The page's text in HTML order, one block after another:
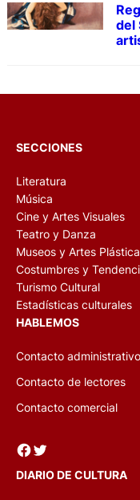
del
SECCIONES
Literatura
Música
Cine y Artes Visuales
Teatro y Danza
Museos y Artes
Costumbres y
Turismo Cultural
Estadísticas culturales
HABLEMOS
Contacto administrativo
Contacto de lectores
Contacto comercial
Facebook Twitter
DIARIO DE CULTURA